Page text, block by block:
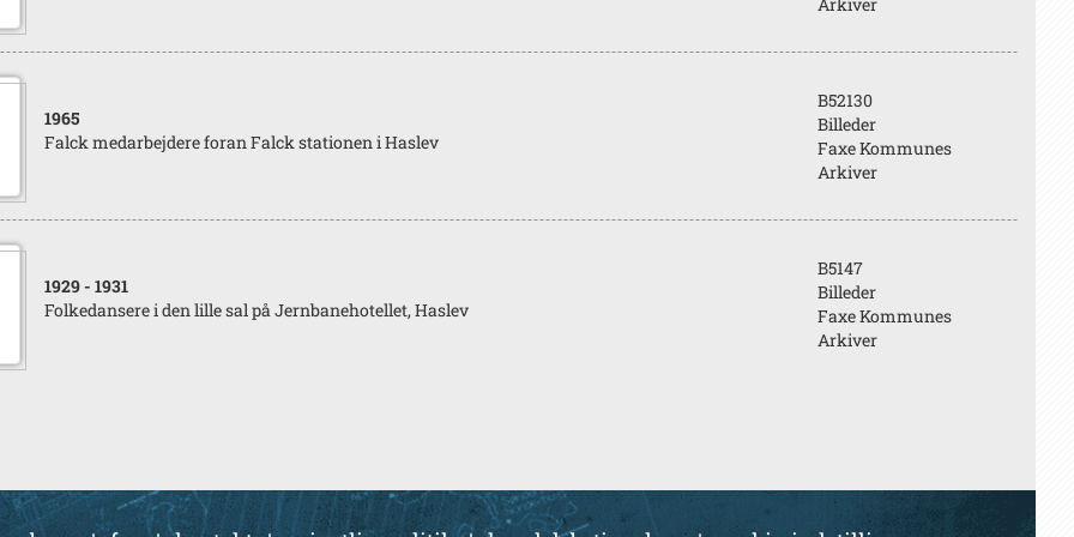
1965
Falck medarbejdere foran Falck stationen i Haslev
B52130
Billeder
Faxe Kommunes
Arkiver
1929 - 1931
Folkedansere i den lille sal på Jernbanehotellet, Haslev
B5147
Billeder
Faxe Kommunes
Arkiver